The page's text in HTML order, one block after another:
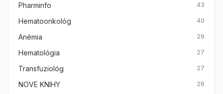
Pharminfo 43
Hematoonkológ 40
Anémia 29
Hematológia 27
Transfuziológ 27
NOVE KNIHY 26